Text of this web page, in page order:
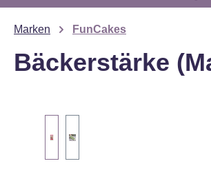
Marken FunCakes
Bäckerstärke